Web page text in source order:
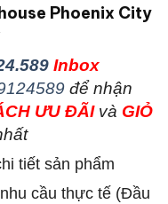
Phoenix City
Inbox
để nhận
ƯU ĐÃIvà GIỎ
tiết sản phẩm
cầu thực tế (Đầu